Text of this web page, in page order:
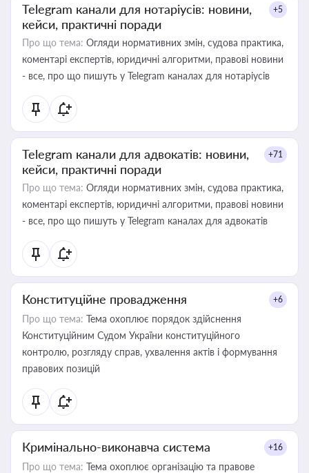
Telegram канали для нотаріусів: новини,
кейси, практичні поради
+5
Про що тема: Огляди нормативних змін, судова практика,
коментарі експертів, юридичні алгоритми, правові новини
- все, про що пишуть у Telegram каналах для нотаріусів
Telegram канали для адвокатів: новини,
кейси, практичні поради
+71
Про що тема: Огляди нормативних змін, судова практика,
коментарі експертів, юридичні алгоритми, правові новини
- все, про що пишуть у Telegram каналах для адвокатів
Конституційне провадження +6
Про що тема: Тема охоплює порядок здійснення
Конституційним Судом України конституційного
контролю, розгляду справ, ухвалення актів і формування
правових позицій
Кримінально-виконавча система +16
Про що тема: Тема охоплює організацію та правове